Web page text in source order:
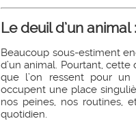
Le deuil d’un
Beaucoup sous-estiment
d’un animal. Pourtant,
que l’on ressent pour un
occupent une place
nos peines, nos routines,
quotidien.